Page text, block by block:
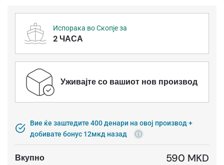
Испорака во Скопје за
2 ЧАСА
Уживајте со вашиот нов производ
Вие ќе заштедите 400 денари на овој производ +
добивате бонус 12мкд назад
ⓘ
Вкупно 590 MKD